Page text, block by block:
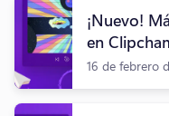
¡Nuevo!
en
16 de febrero